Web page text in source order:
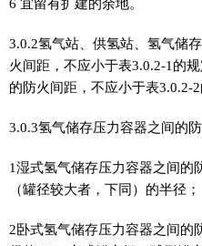
6 宜留有扩建的余地。
3.0.2氢气站、供氢站、氢气储
火间距，不应小于表3.0.2-1的
的防火间距，不应小于表3.0.2-2
3.0.3氢气储存压力容器之间的
1湿式氢气储存压力容器之间的
（罐径较大者，下同）的半径；
2卧式氢气储存压力容器之间的